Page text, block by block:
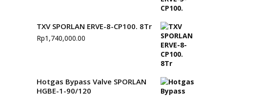
TXV SPORLAN ERVE-8-CP100. 8Tr
Rp1,740,000.00
Hotgas Bypass Valve SPORLAN
HGBE-1-90/120